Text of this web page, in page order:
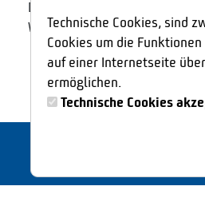
Daten gemäß der
Webseite.*
Technische Cookies, sind
Cookies um die
auf einer Internetseite
ermöglichen.
Technische Cookies